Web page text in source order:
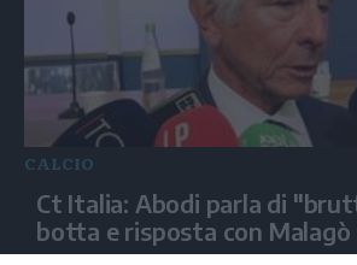
CALCIO
Ct Italia: Abodi parla di
botta e risposta con Malagò